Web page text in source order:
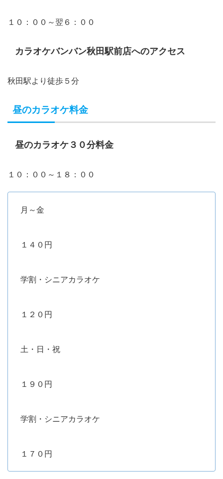
１０：００～翌６：００
カラオケバンバン秋田駅前店へのアクセス
秋田駅より徒歩５分
昼のカラオケ料金
昼のカラオケ３０分料金
１０：００～１８：００
月～金
１４０円
学割・シニアカラオケ
１２０円
土・日・祝
１９０円
学割・シニアカラオケ
１７０円